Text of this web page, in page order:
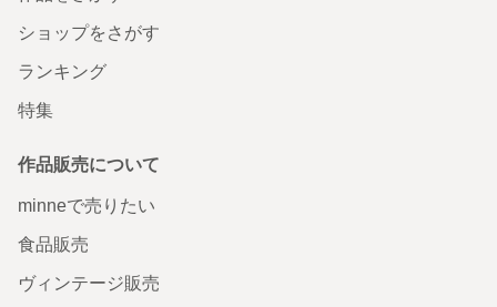
ショップをさがす
ランキング
特集
作品販売について
minneで売りたい
食品販売
ヴィンテージ販売